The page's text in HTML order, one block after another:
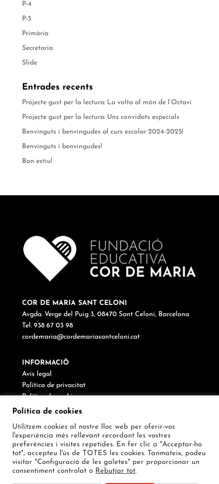
P-4
P-5
Primària
Secretaria
Slide
Entrades recents
Projecte gust per la lectura: La volta al món de l’Octavi
Projecte gust per la lectura: Uns convidats especials
Benvinguts i benvingudes al curs escolar 2024-2025!
Benvinguts i benvingudes!
Bon estiu!
COR DE MARIA SANT CELONI
Avgda. Verge del Puig 3, 08470 Sant Celoni, Barcelona
Tel. 938 67 03 98
cordemaria@cordemariasantceloni.cat
INFORMACIÖ
Avís legal
Política de privacitat
Política de cookies
Canal de denúncies
SEGUEIX-NOS
Política de cookies
Utilitzem cookies al nostre lloc web per oferir-vos
l'experiència més rellevant recordant les vostres
preferències i visites repetides. En fer clic a "Acceptar-ho
tot", accepteu l'ús de TOTES les cookies. Tanmateix, podeu
visitar "Configuració de les galetes" per proporcionar un
consentiment controlat o Rebutjar tot.